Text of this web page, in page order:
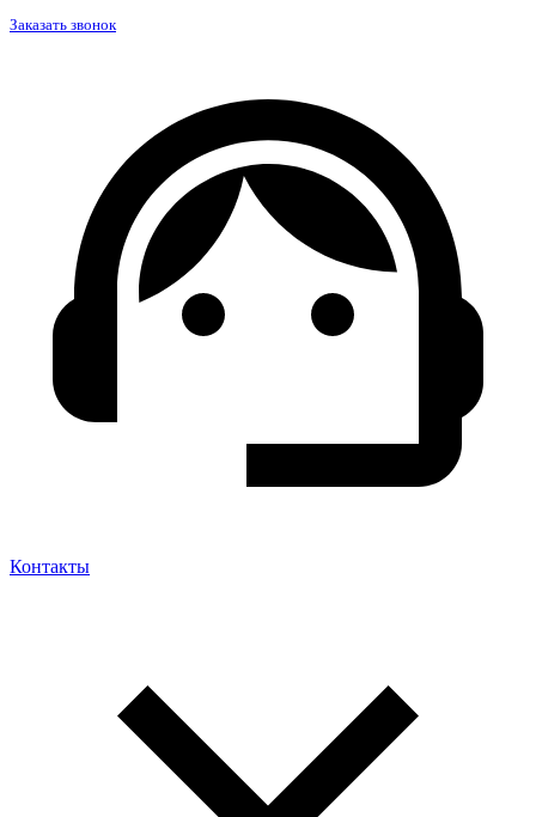
Заказать звонок
Контакты